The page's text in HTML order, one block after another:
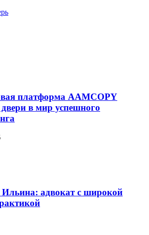
платформа AAMCOPY
в мир успешного
Ильина: адвокат с широкой